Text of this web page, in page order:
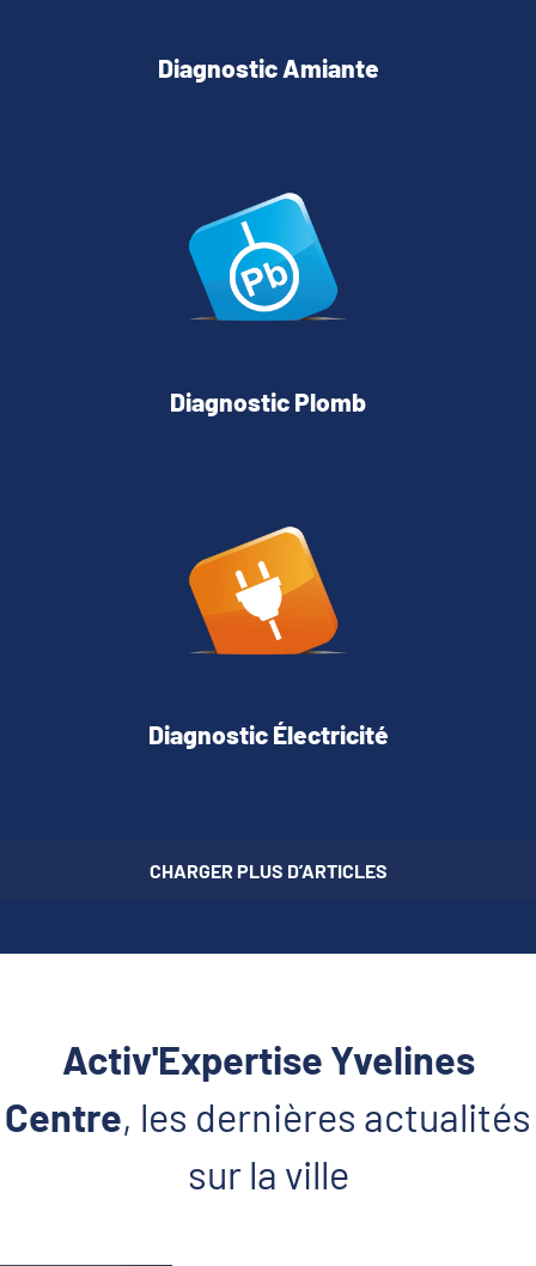
Diagnostic Amiante
Diagnostic Plomb
Diagnostic Électricité
CHARGER PLUS D’ARTICLES
Activ'Expertise Yvelines
Centre, les dernières actualités
sur la ville